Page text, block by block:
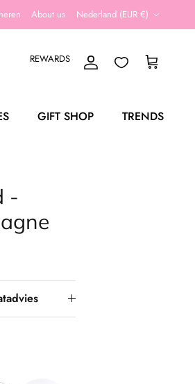
About us
Land/Regio
Nederland (EUR €)
REWARDS
Account Winkelwagen
GIFT SHOP TRENDS
-